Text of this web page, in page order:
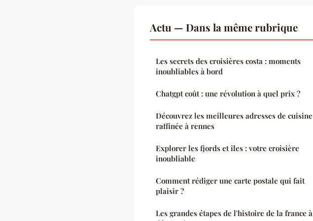
Actu — Dans la même rubrique
Les secrets des croisières costa : moments
inoubliables à bord
Chatgpt coût : une révolution à quel prix ?
Découvrez les meilleures adresses de cuisine
raffinée à rennes
Explorer les fjords et îles : votre croisière
inoubliable
Comment rédiger une carte postale qui fait
plaisir ?
Les grandes étapes de l'histoire de la france à